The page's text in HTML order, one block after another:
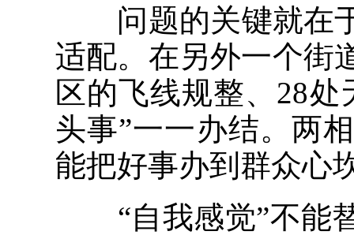
问题的关键就在于
适配。在另外一个街
区的飞线规整、28
头事”一一办结。两
能把好事办到群众心
“自我感觉”不能替